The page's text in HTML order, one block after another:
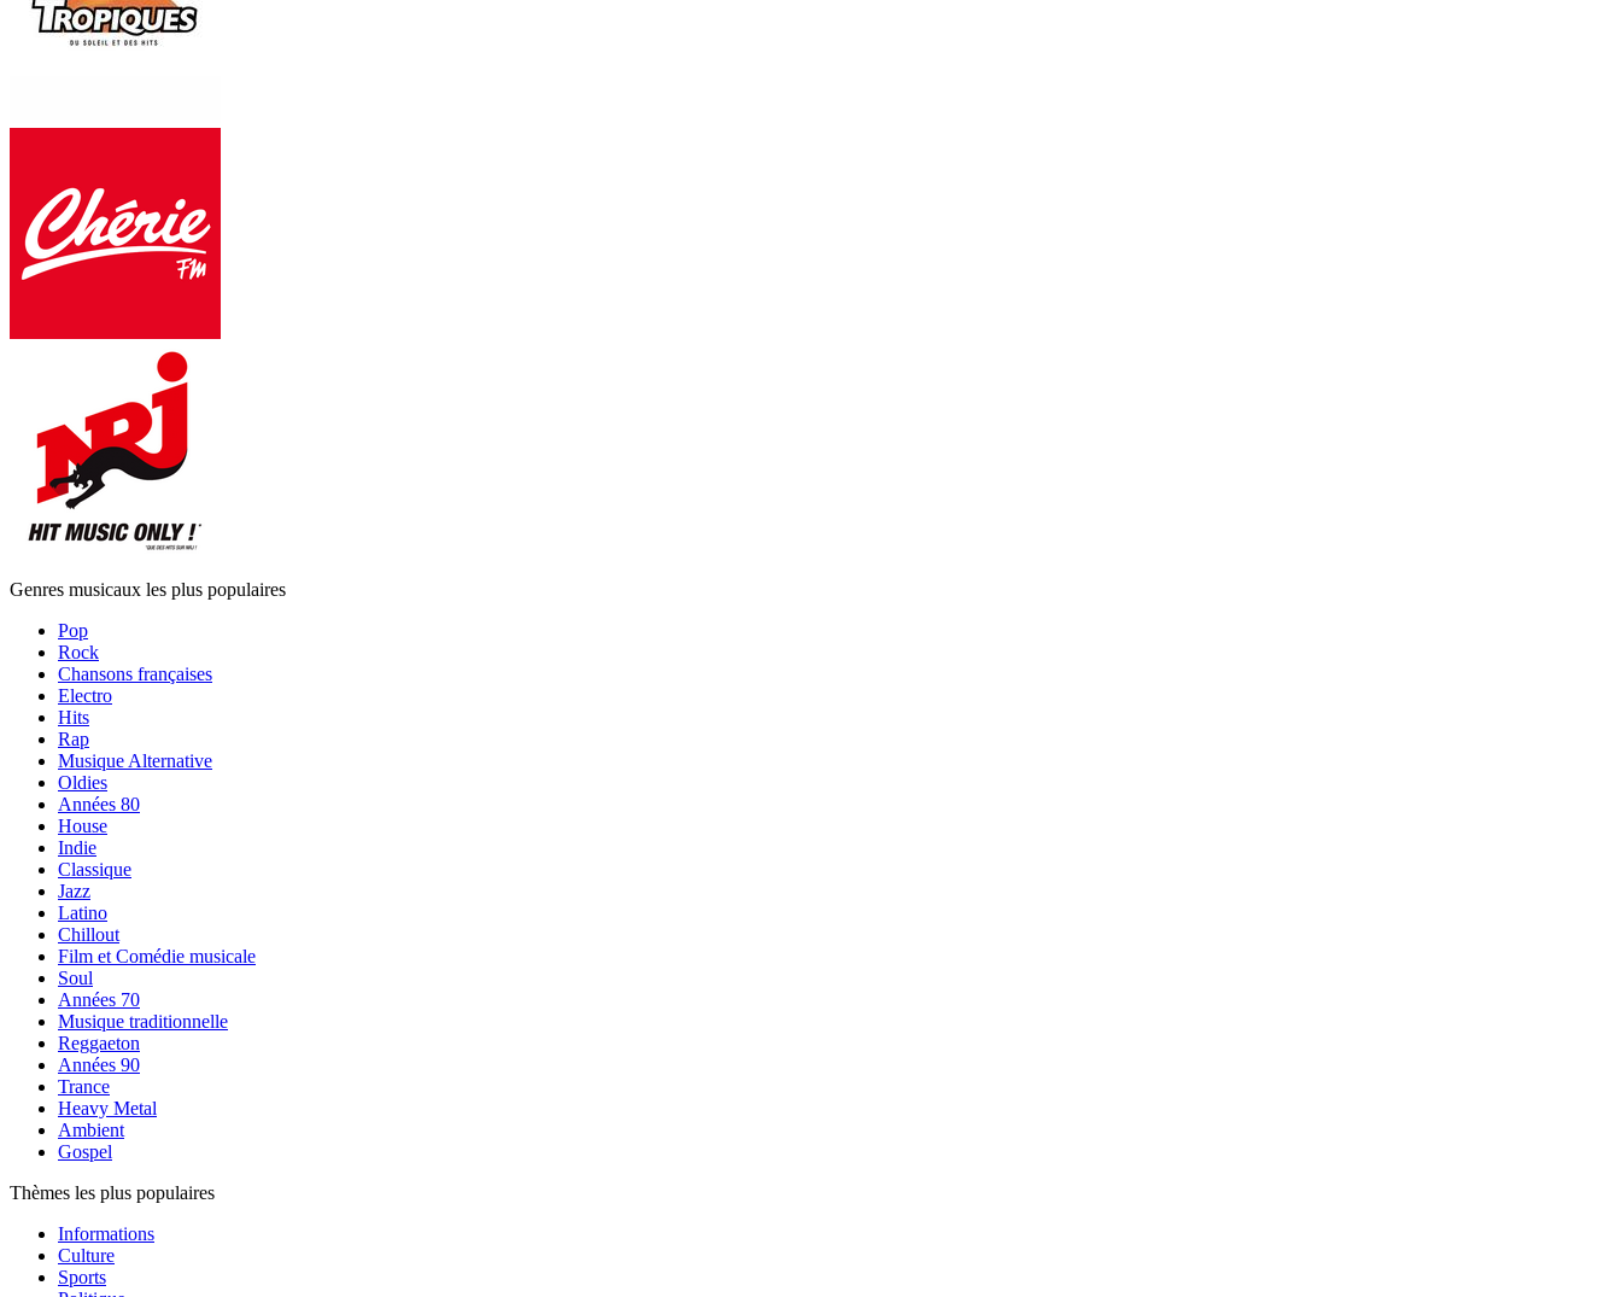
Genres musicaux les plus populaires
Pop
Rock
Chansons françaises
Electro
Hits
Rap
Musique Alternative
Oldies
Années 80
House
Indie
Classique
Jazz
Latino
Chillout
Film et Comédie musicale
Soul
Années 70
Musique traditionnelle
Reggaeton
Années 90
Trance
Heavy Metal
Ambient
Gospel
Thèmes les plus populaires
Informations
Culture
Sports